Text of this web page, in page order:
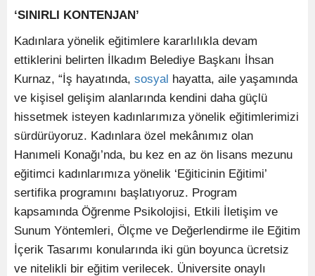
‘SINIRLI KONTENJAN’
Kadınlara yönelik eğitimlere kararlılıkla devam
ettiklerini belirten İlkadım Belediye Başkanı İhsan
Kurnaz, “İş hayatında, sosyal hayatta, aile yaşamında
ve kişisel gelişim alanlarında kendini daha güçlü
hissetmek isteyen kadınlarımıza yönelik eğitimlerimizi
sürdürüyoruz. Kadınlara özel mekânımız olan
Hanımeli Konağı’nda, bu kez en az ön lisans mezunu
eğitimci kadınlarımıza yönelik ‘Eğiticinin Eğitimi’
sertifika programını başlatıyoruz. Program
kapsamında Öğrenme Psikolojisi, Etkili İletişim ve
Sunum Yöntemleri, Ölçme ve Değerlendirme ile Eğitim
İçerik Tasarımı konularında iki gün boyunca ücretsiz
ve nitelikli bir eğitim verilecek. Üniversite onaylı